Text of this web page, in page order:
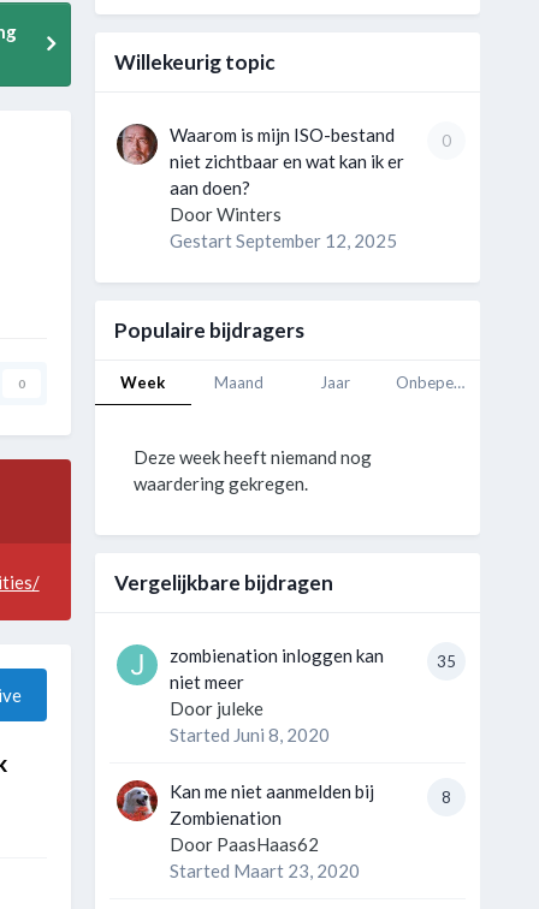
0
Willekeurig topic
0
Waarom is mijn ISO-bestand
niet zichtbaar en wat kan ik er
aan doen?
DoorWinters
GestartSeptember 12, 2025
Populaire bijdragers
Week Maand Jaar Onbeperkt
Deze week heeft niemand nog
waardering gekregen.
Vergelijkbare bijdragen
35
zombienation inloggen kan
niet meer
Door juleke
Started Juni 8, 2020
8
Kan me niet aanmelden bij
Zombienation
Door PaasHaas62
Started Maart 23, 2020